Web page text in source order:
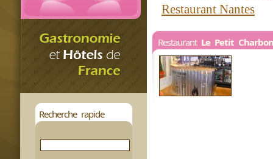
Recherche rapide
Restaurant Nantes
Restaurant Le Petit Charbon